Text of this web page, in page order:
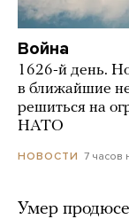
Война
1626-й день.
в ближайшие
решиться на
НАТО
НОВОСТИ 7 часов
Умер